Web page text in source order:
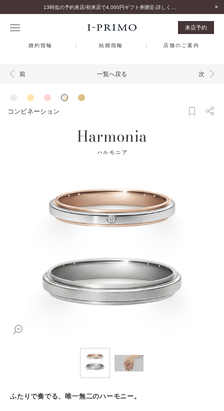
来店予約
婚約指輪 結婚指輪 店舗のご案内
前 一覧へ戻る 次
コンビネーション
Harmonia
ハルモニア
ふたりで奏でる、唯一無二のハーモニー。